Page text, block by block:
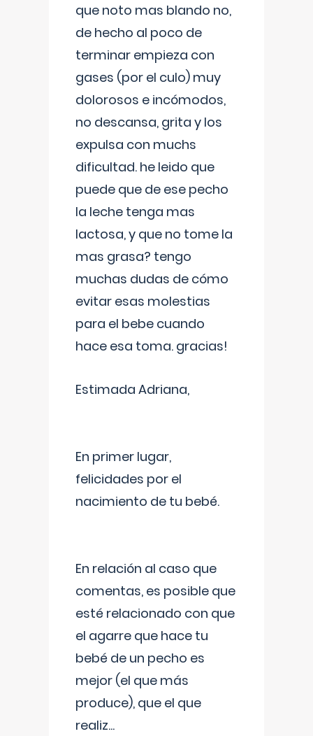
que noto mas blando no,
de hecho al poco de
terminar empieza con
gases (por el culo) muy
dolorosos e incómodos,
no descansa, grita y los
expulsa con muchs
dificultad. he leido que
puede que de ese pecho
la leche tenga mas
lactosa, y que no tome la
mas grasa? tengo
muchas dudas de cómo
evitar esas molestias
para el bebe cuando
hace esa toma. gracias!
Estimada Adriana,
En primer lugar,
felicidades por el
nacimiento de tu bebé.
En relación al caso que
comentas, es posible que
esté relacionado con que
el agarre que hace tu
bebé de un pecho es
mejor (el que más
produce), que el que
realiz...